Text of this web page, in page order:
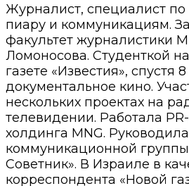
Журналист, специалист по
пиару и коммуникациям.
факультет журналистики
Ломоносова. Студенткой
газете «Известия», спустя
документальное кино.
нескольких проектах на
телевидении. Работала
холдинга MNG.
коммуникационной
Советник». В Израиле в
корреспондента «Новой